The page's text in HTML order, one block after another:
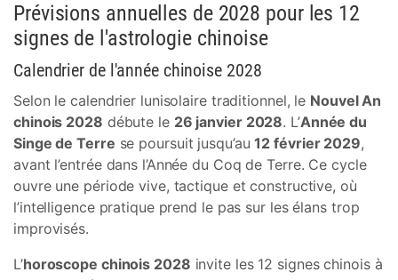
Prévisions annuelles de 2028 pour les 12
signes de l'astrologie chinoise
Calendrier de l'année chinoise 2028
Selon le calendrier lunisolaire traditionnel, le Nouvel An
chinois 2028 débute le 26 janvier 2028. L’Année du
Singe de Terre se poursuit jusqu’au12 février 2029,
avant l’entrée dans l’Année du Coq de Terre. Ce cycle
ouvre une période vive, tactique et constructive, où
l’intelligence pratique prend le pas sur les élans trop
improvisés.
L’horoscope chinois 2028 invite les 12 signes chinois à